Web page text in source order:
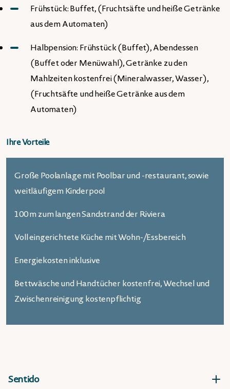
Frühstück: Buffet, (Fruchtsäfte und heiße Getränke
aus dem Automaten)
Halbpension: Frühstück (Buffet), Abendessen
(Buffet oder Menüwahl), Getränke zu den
Mahlzeiten kostenfrei (Mineralwasser, Wasser),
(Fruchtsäfte und heiße Getränke aus dem
Automaten)
Ihre Vorteile
Große Poolanlage mit Poolbar und -restaurant, sowie
weitläufigem Kinderpool
100 m zum langen Sandstrand der Riviera
Voll eingerichtete Küche mit Wohn-/Essbereich
Energiekosten inklusive
Bettwäsche und Handtücher kostenfrei, Wechsel und
Zwischenreinigung kostenpflichtig
Sentido